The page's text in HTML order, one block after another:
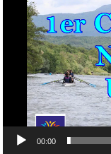
vidéo
00:00